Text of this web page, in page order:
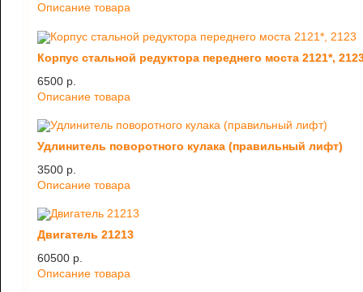
Описание товара
Корпус стальной редуктора переднего моста 2121*,
6500 p.
Описание товара
Удлинитель поворотного кулака (правильный лифт)
3500 p.
Описание товара
Двигатель 21213
60500 p.
Описание товара